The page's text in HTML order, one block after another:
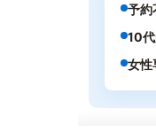
予約
10
女性